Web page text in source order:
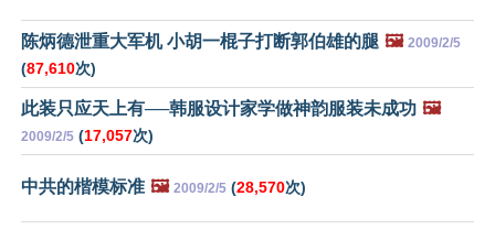
陈炳德泄重大军机 小胡一棍子打断郭伯雄的腿 🖼️ 2009/2/5
(87,610次)
此装只应天上有──韩服设计家学做神韵服装未成功 🖼️
2009/2/5 (17,057次)
中共的楷模标准 🖼️ 2009/2/5 (28,570次)